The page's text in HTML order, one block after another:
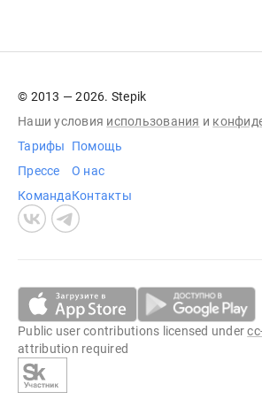
© 2013 — 2026. Stepik
Наши условия использования и
Тарифы
Прессе
Команда
Помощь
О нас
Контакты
Public user contributions licensed under
attribution required